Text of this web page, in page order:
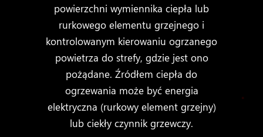
powierzchni wymiennika ciepła lub
rurkowego elementu grzejnego i
kontrolowanym kierowaniu ogrzanego
powietrza do strefy, gdzie jest ono
pożądane. Źródłem ciepła do
ogrzewania może być energia
elektryczna (rurkowy element grzejny)
lub ciekły czynnik grzewczy.